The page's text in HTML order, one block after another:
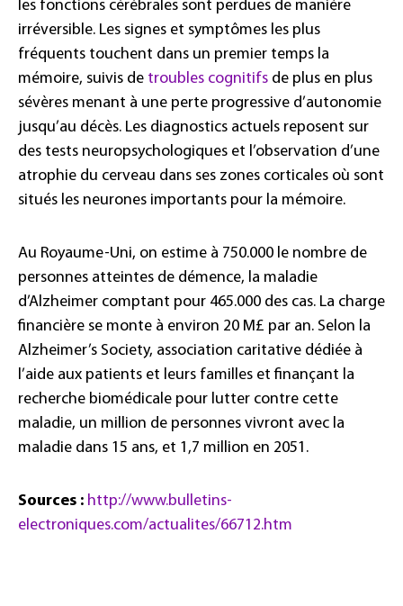
les fonctions cérébrales sont perdues de manière
irréversible. Les signes et symptômes les plus
fréquents touchent dans un premier temps la
mémoire, suivis de troubles cognitifs de plus en plus
sévères menant à une perte progressive d’autonomie
jusqu’au décès. Les diagnostics actuels reposent sur
des tests neuropsychologiques et l’observation d’une
atrophie du cerveau dans ses zones corticales où sont
situés les neurones importants pour la mémoire.
Au Royaume-Uni, on estime à 750.000 le nombre de
personnes atteintes de démence, la maladie
d’Alzheimer comptant pour 465.000 des cas. La charge
financière se monte à environ 20 M£ par an. Selon la
Alzheimer’s Society, association caritative dédiée à
l’aide aux patients et leurs familles et finançant la
recherche biomédicale pour lutter contre cette
maladie, un million de personnes vivront avec la
maladie dans 15 ans, et 1,7 million en 2051.
Sources : http://www.bulletins-
electroniques.com/actualites/66712.htm